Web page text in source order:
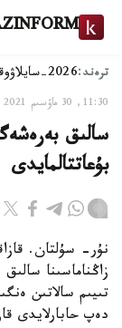
ترەند:2026-سايلاۋ
11:30, 30 ماۋسىم 2021
سالىق
بۇعاتتالمايدى
نۇر- سۇلتان.
زاڭناماسىنا
تىيىم سالاتىن
دەپ حابارلايدى